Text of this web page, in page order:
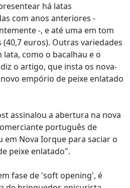
há latas
com anos anteriores -
-, e até uma em tom
euros). Outras variedades
como o bacalhau e o
o artigo, que insta os nova-
empório de peixe enlatado
assinalou a abertura na nova
português de
Nova Iorque para saciar o
peixe enlatado".
fase de 'soft opening', é